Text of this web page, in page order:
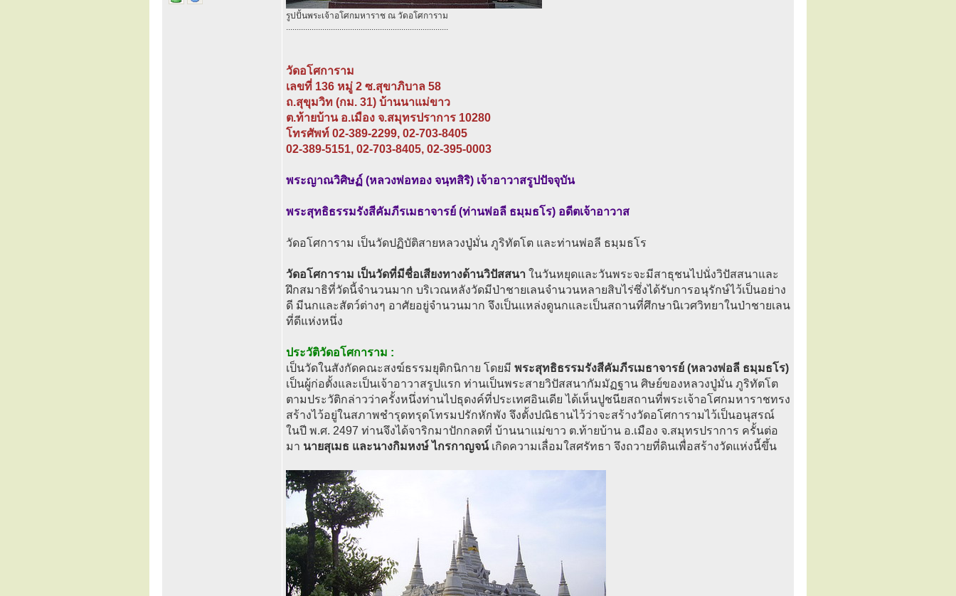
รูปปั้นพระเจ้าอโศกมหาราช ณ วัดอโศการาม
............................................................................
วัดอโศการาม
เลขที่ 136 หมู่ 2 ซ.สุขาภิบาล 58
ถ.สุขุมวิท (กม. 31) บ้านนาแม่ขาว
ต.ท้ายบ้าน อ.เมือง จ.สมุทรปราการ 10280
โทรศัพท์ 02-389-2299, 02-703-8405
02-389-5151, 02-703-8405, 02-395-0003
พระญาณวิศิษฏ์ (หลวงพ่อทอง จนฺทสิริ) เจ้าอาวาสรูปปัจจุบัน
พระสุทธิธรรมรังสีคัมภีรเมธาจารย์ (ท่านพ่อลี ธมฺมธโร) อดีตเจ้าอาวาส
วัดอโศการาม เป็นวัดปฏิบัติสายหลวงปู่มั่น ภูริทัตโต และท่านพ่อลี ธมฺมธโร
วัดอโศการาม เป็นวัดที่มีชื่อเสียงทางด้านวิปัสสนา ในวันหยุดและวันพระจะมีสาธุชนไปนั่งวิปัสสนาและ
ฝึกสมาธิที่วัดนี้จำนวนมาก บริเวณหลังวัดมีป่าชายเลนจำนวนหลายสิบไร่ซึ่งได้รับการอนุรักษ์ไว้เป็นอย่าง
ดี มีนกและสัตว์ต่างๆ อาศัยอยู่จำนวนมาก จึงเป็นแหล่งดูนกและเป็นสถานที่ศึกษานิเวศวิทยาในป่าชายเลน
ที่ดีแห่งหนึ่ง
ประวัติวัดอโศการาม :
เป็นวัดในสังกัดคณะสงฆ์ธรรมยุติกนิกาย โดยมี พระสุทธิธรรมรังสีคัมภีรเมธาจารย์ (หลวงพ่อลี ธมฺมธโร)
เป็นผู้ก่อตั้งและเป็นเจ้าอาวาสรูปแรก ท่านเป็นพระสายวิปัสสนากัมมัฏฐาน ศิษย์ของหลวงปู่มั่น ภูริทัตโต
ตามประวัติกล่าวว่าครั้งหนึ่งท่านไปธุดงค์ที่ประเทศอินเดีย ได้เห็นปูชนียสถานที่พระเจ้าอโศกมหาราชทรง
สร้างไว้อยู่ในสภาพชำรุดทรุดโทรมปรักหักพัง จึงตั้งปณิธานไว้ว่าจะสร้างวัดอโศการามไว้เป็นอนุสรณ์
ในปี พ.ศ. 2497 ท่านจึงได้จาริกมาปักกลดที่ บ้านนาแม่ขาว ต.ท้ายบ้าน อ.เมือง จ.สมุทรปราการ ครั้นต่อ
มา นายสุเมธ และนางกิมหงษ์ ไกรกาญจน์เกิดความเลื่อมใสศรัทธา จึงถวายที่ดินเพื่อสร้างวัดแห่งนี้ขึ้น